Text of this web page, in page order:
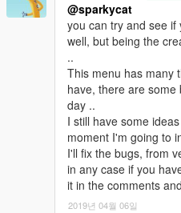
@sparkycat
you can try and see
well, but being the
..
This menu has many
have, there are
day ..
I still have some
moment I'm going to
I'll fix the bugs, from
in any case if you
it in the comments
2019년 04월 06일